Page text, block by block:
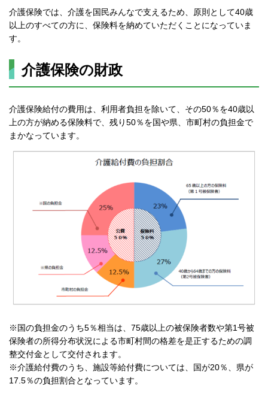
介護保険では、介護を国民みんなで支えるため、原則として40歳
以上のすべての方に、保険料を納めていただくことになっていま
す。
介護保険の財政
介護保険給付の費用は、利用者負担を除いて、その50％を40歳以
上の方が納める保険料で、残り50％を国や県、市町村の負担金で
まかなっています。
※国の負担金のうち5％相当は、75歳以上の被保険者数や第1号被
保険者の所得分布状況による市町村間の格差を是正するための調
整交付金として交付されます。
※介護給付費のうち、施設等給付費については、国が20％、県が
17.5％の負担割合となっています。